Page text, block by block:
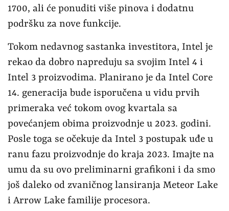
1700, ali će ponuditi više pinova i dodatnu
podršku za nove funkcije.
Tokom nedavnog sastanka investitora, Intel je
rekao da dobro napreduju sa svojim Intel 4 i
Intel 3 proizvodima. Planirano je da Intel Core
14. generacija bude isporučena u vidu prvih
primeraka već tokom ovog kvartala sa
povećanjem obima proizvodnje u 2023. godini.
Posle toga se očekuje da Intel 3 postupak uđe u
ranu fazu proizvodnje do kraja 2023. Imajte na
umu da su ovo preliminarni grafikoni i da smo
još daleko od zvaničnog lansiranja Meteor Lake
i Arrow Lake familije procesora.